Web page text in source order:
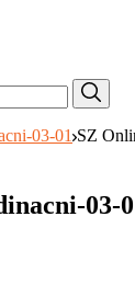
03-01 SZ
03-